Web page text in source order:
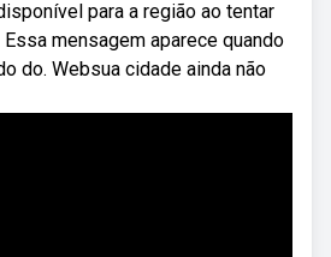
para a região ao tentar
mensagem aparece quando
do. Websua cidade ainda não